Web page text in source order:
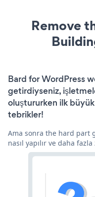
Remove
Bard for WordPress
getirdiyseniz,
oluştururken ilk
tebrikler!
Ama sonra the hard part
nasıl yapılır ve daha